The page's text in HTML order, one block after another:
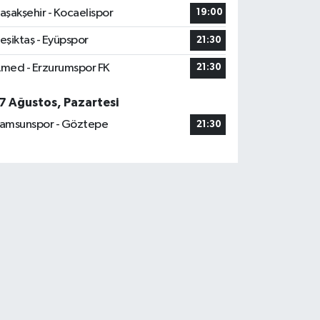
- Kocaelispor
19:00
- Eyüpspor 21:30
- Erzurumspor FK 21:30
Ağustos, Pazartesi
- Göztepe
21:30